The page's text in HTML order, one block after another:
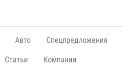
Авто Спецпредложения
Статьи Компании